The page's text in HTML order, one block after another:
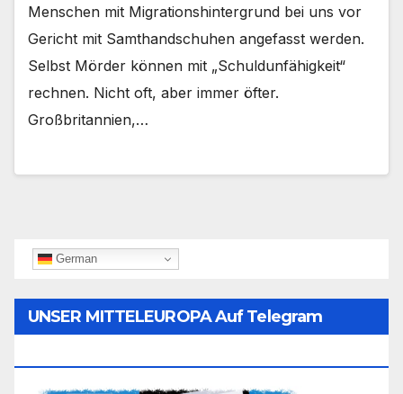
Menschen mit Migrationshintergrund bei uns vor
Gericht mit Samthandschuhen angefasst werden.
Selbst Mörder können mit „Schuldunfähigkeit“
rechnen. Nicht oft, aber immer öfter.
Großbritannien,…
German
UNSER MITTELEUROPA Auf Telegram